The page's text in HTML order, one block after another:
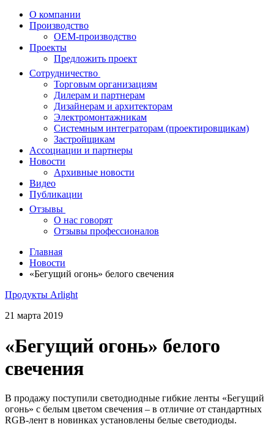
О компании
Производство
OEM-производство
Проекты
Предложить проект
Сотрудничество
Торговым организациям
Дилерам и партнерам
Дизайнерам и архитекторам
Электромонтажникам
Системным интеграторам (проектировщикам)
Застройщикам
Ассоциации и партнеры
Новости
Архивные новости
Видео
Публикации
Отзывы
О нас говорят
Отзывы профессионалов
Главная
Новости
«Бегущий огонь» белого свечения
Продукты Arlight
21 марта 2019
«Бегущий огонь» белого
свечения
В продажу поступили светодиодные гибкие ленты «Бегущий
огонь» с белым цветом свечения – в отличие от стандартных
RGB-лент в новинках установлены белые светодиоды.